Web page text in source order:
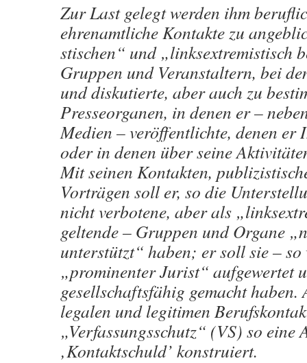
Zur Last gelegt werden ihm
ehrenamtliche Kontakte zu
stischen“ und „linksextremistisch
Gruppen und Veranstaltern, bei
und diskutierte, aber auch zu
Presseorganen, in denen er –
Medien – veröffentlichte, denen er
oder in denen über seine
Mit seinen Kontakten,
Vorträgen soll er, so die
nicht verbotene, aber als
geltende – Gruppen und Organe
unterstützt“ haben; er soll sie –
„prominenter Jurist“ aufgewertet
gesellschaftsfähig gemacht haben.
legalen und legitimen
„Verfassungsschutz“ (VS) so eine
‚Kontaktschuld’ konstruiert.